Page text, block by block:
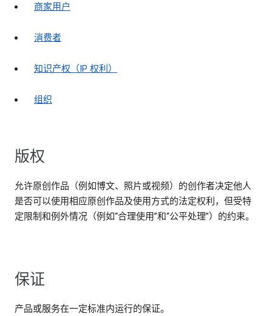
商家用户
消费者
知识产权（IP 权利）
组织
版权
允许原创作品（例如博文、照片或视频）的创作者决定他人
是否可以使用相应原创作品及使用方式的法定权利，但受特
定限制和例外情况（例如“合理使用”和“公平处理”）的约束。
保证
产品或服务在一定标准内运行的保证。